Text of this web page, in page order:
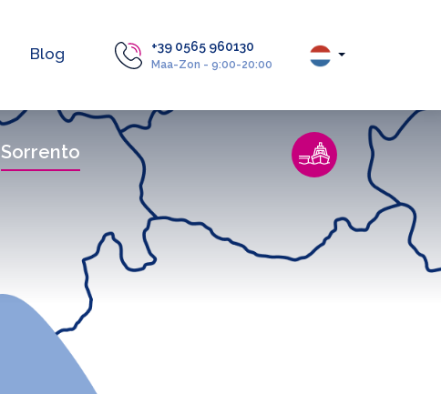
Blog +39 0565 960130
Maa-Zon - 9:00-20:00
Sorrento